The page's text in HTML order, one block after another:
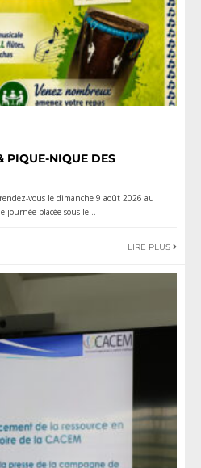
PIQUE-NIQUE DES
vous le dimanche 9 août 2026 au
journée placée sous le...
LIRE PLUS